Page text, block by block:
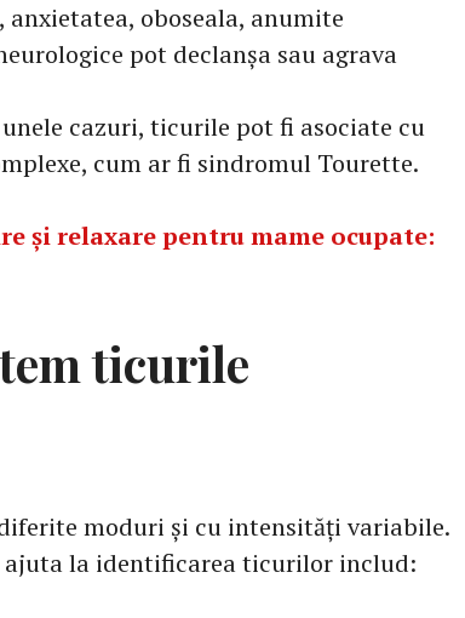
oboseala, anumite
pot declanșa sau agrava
cazuri, ticurile pot fi asociate cu
cum ar fi sindromul Tourette.
și relaxare pentru mame ocupate:
ticurile
moduri și cu intensități variabile.
la identificarea ticurilor includ: